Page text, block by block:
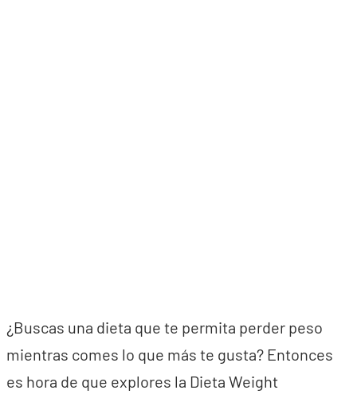
¿Buscas una dieta que te permita perder peso
mientras comes lo que más te gusta? Entonces
es hora de que explores la Dieta Weight